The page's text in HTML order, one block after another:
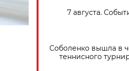
7 августа.
Соболенко вышла в
теннисного